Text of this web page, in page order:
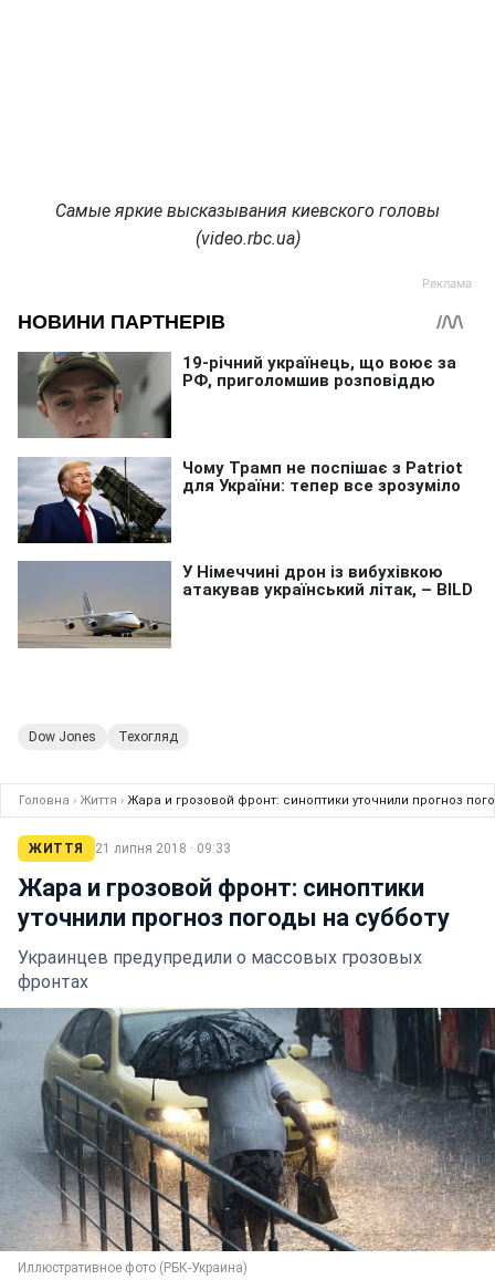
Самые яркие высказывания киевского головы
(video.rbc.ua)
Dow Jones Техогляд
Головна › Життя › Жара и грозовой фронт: синоптики уточнили прогноз
ЖИТТЯ 21 липня 2018 · 09:33
Жара и грозовой фронт: синоптики
уточнили прогноз погоды на субботу
Украинцев предупредили о массовых грозовых
фронтах
Иллюстративное фото (РБК-Украина)